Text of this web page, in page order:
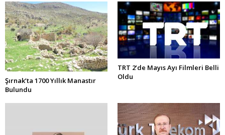
Şırnak’ta 1700 Yıllık Manastır
Bulundu
TRT 2’de Mayıs Ayı Filmleri Belli
Oldu